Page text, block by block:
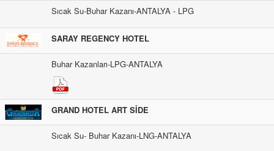
Sıcak Su-Buhar Kazanı-ANTALYA - LPG
SARAY REGENCY HOTEL
Buhar Kazanları-LPG-ANTALYA
GRAND HOTEL ART SİDE
Sıcak Su- Buhar Kazanı-LNG-ANTALYA